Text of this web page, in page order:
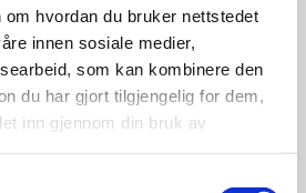
hvordan du bruker nettstedet
innen sosiale medier,
som kan kombinere den
du har gjort tilgjengelig for dem,
inn gjennom din bruk av
5,50×13 vans